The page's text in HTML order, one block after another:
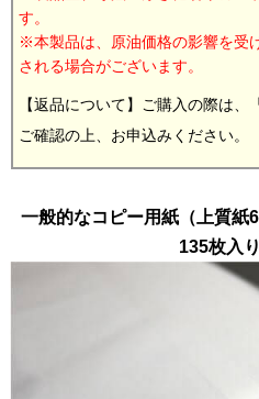
す。
本製品は、原油価格の影響を受
される場合がございます。
【返品について】ご購入の際は、
ご確認の上、お申込みください。
一般的なコピー用紙（上質紙
135枚入